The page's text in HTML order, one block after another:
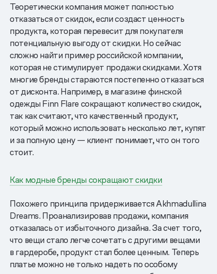
Теоретически компания может полностью
отказаться от скидок, если создаст ценность
продукта, которая перевесит для покупателя
потенциальную выгоду от скидки. Но сейчас
сложно найти пример российской компании,
которая не стимулирует продажи скидками. Хотя
многие бренды стараются постепенно отказаться
от дисконта. Например, в магазине финской
одежды Finn Flare сокращают количество скидок,
так как считают, что качественный продукт,
который можно использовать несколько лет, купят
и за полную цену — клиент понимает, что он того
стоит.
Как модные бренды сокращают скидки
Похожего принципа придерживается Akhmadullina
Dreams. Проанализировав продажи, компания
отказалась от избыточного дизайна. За счет того,
что вещи стало легче сочетать с другими вещами
в гардеробе, продукт стал более ценным. Теперь
платье можно не только надеть по особому